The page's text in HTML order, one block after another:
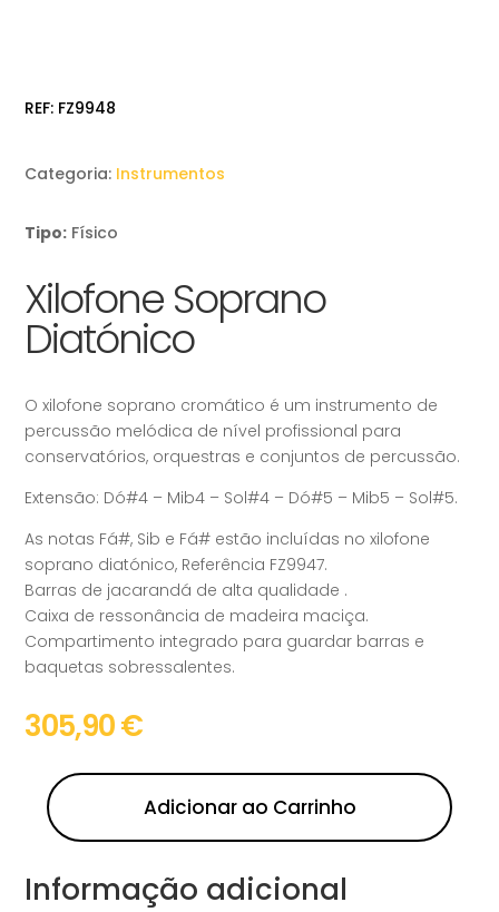
REF: FZ9948
Categoria: Instrumentos
Tipo: Físico
Xilofone Soprano
Diatónico
O xilofone soprano cromático é um instrumento de
percussão melódica de nível profissional para
conservatórios, orquestras e conjuntos de percussão.
Extensão: Dó#4 – Mib4 – Sol#4 – Dó#5 – Mib5 – Sol#5.
As notas Fá#, Sib e Fá# estão incluídas no xilofone
soprano diatónico, Referência FZ9947.
Barras de jacarandá de alta qualidade .
Caixa de ressonância de madeira maciça.
Compartimento integrado para guardar barras e
baquetas sobressalentes.
305,90€
Adicionar ao Carrinho
Informação adicional